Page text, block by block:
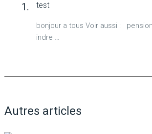
test
bonjour a tous Voir aussi :
indre …
Autres articles